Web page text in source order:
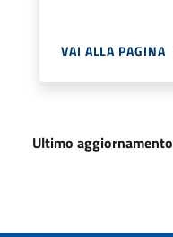
VAI ALLA PAGINA
Ultimo aggiornamento